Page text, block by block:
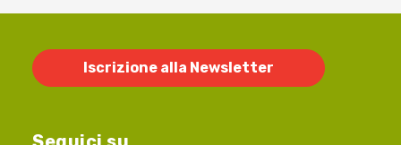
Iscrizione alla Newsletter